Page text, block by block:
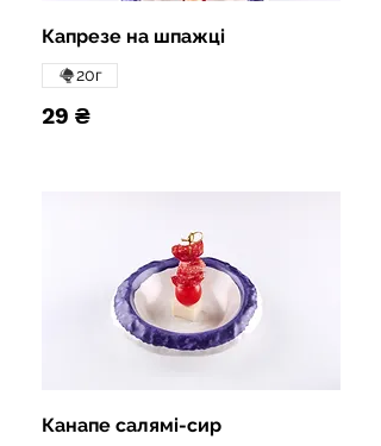
Капрезе на шпажці
29 ₴
20г
Канапе салямі-сир